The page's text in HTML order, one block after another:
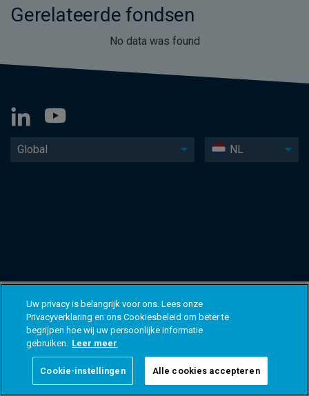
Gerelateerde fondsen
No data was found
Global NL
Uw privacy is belangrijk voor ons. Lees onze
Privacyverklaring en ons Cookiesbeleid om beter te
begrijpen hoe wij uw persoonlijke informatie
gebruiken. Leer meer
Cookie-instellingen Alle cookies accepteren